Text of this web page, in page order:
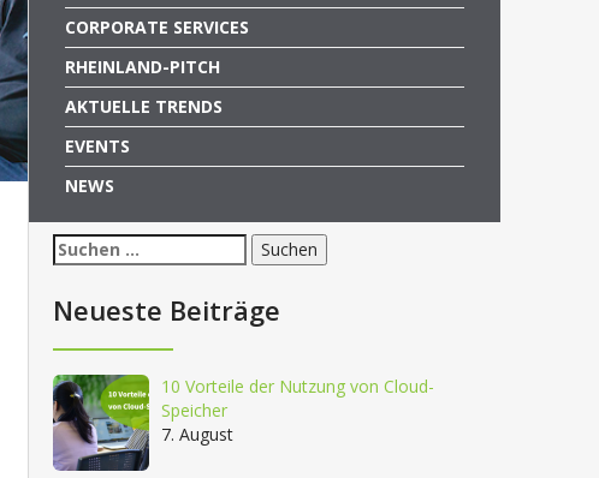
CORPORATE SERVICES
RHEINLAND-PITCH
AKTUELLE TRENDS
EVENTS
NEWS
Suchen
nach:
Neueste Beiträge
10 Vorteile der Nutzung von Cloud-
Speicher
7. August